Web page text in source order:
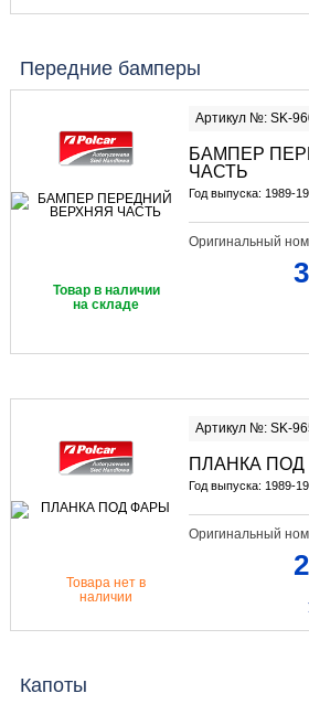
Передние бамперы
Артикул №: SK-
БАМПЕР
ЧАСТЬ
Год выпуска: 1989-
Оригинальный
Товар в наличии
на складе
Артикул №: SK-
ПЛАНКА ПОД
Год выпуска: 1989-
Оригинальный
Товара нет в
наличии
Капоты